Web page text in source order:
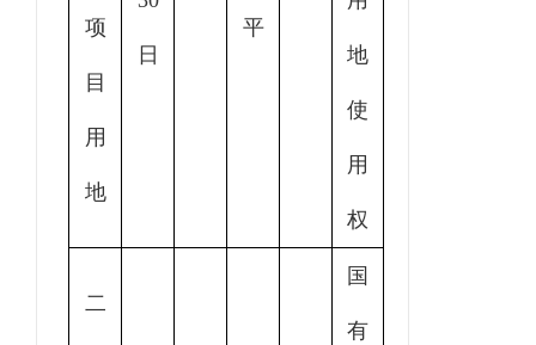
项
目
用
地
日
平
地
使
用
权
二
国
有